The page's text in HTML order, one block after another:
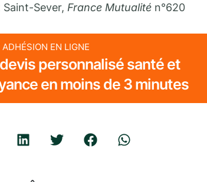
Saint-Sever, France Mutualité n°620
EN LIGNE
personnalisé santé et
en moins de 3 minutes